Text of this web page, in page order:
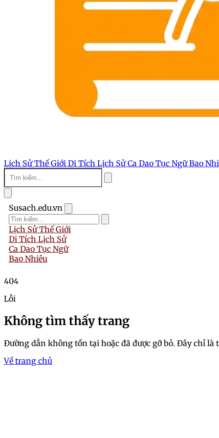
Lịch Sử Thế Giới Di Tích Lịch SửCa Dao Tục NgữBao
Susach.edu.vn
Lịch Sử Thế Giới
Di Tích Lịch Sử
Ca Dao Tục Ngữ
Bao Nhiêu
404
Lỗi
Không tìm thấy trang
Đường dẫn không tồn tại hoặc đã được gỡ bỏ. Đây chỉ là
Về trang chủ